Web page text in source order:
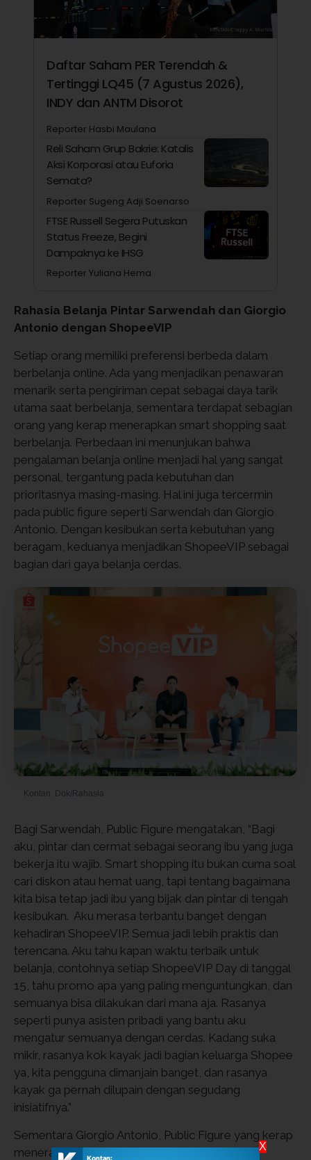
Daftar Saham PER Terendah &
Tertinggi LQ45 (7 Agustus 2026),
INDY dan ANTM Disorot
Reporter Hasbi Maulana
Reli Saham Grup Bakrie: Katalis
Aksi Korporasi atau Euforia
Semata?
Reporter Sugeng Adji Soenarso
FTSE Russell Segera Putuskan
Status Freeze, Begini
Dampaknya ke IHSG
Reporter Yuliana Hema
Rahasia Belanja Pintar Sarwendah dan Giorgio
Antonio dengan ShopeeVIP
Setiap orang memiliki preferensi berbeda dalam
berbelanja online. Ada yang menjadikan penawaran
menarik serta pengiriman cepat sebagai daya tarik
utama saat berbelanja, sementara terdapat sebagian
orang yang kerap menerapkan smart shopping saat
berbelanja. Perbedaan ini menunjukan bahwa
pengalaman belanja online menjadi hal yang sangat
personal, tergantung pada kebutuhan dan
prioritasnya masing-masing. Hal ini juga tercermin
pada public figure seperti Sarwendah dan Giorgio
Antonio. Dengan kesibukan serta kebutuhan yang
beragam, keduanya menjadikan ShopeeVIP sebagai
bagian dari gaya belanja cerdas.
Kontan. Dok/Rahasia
Bagi Sarwendah, Public Figure mengatakan, “Bagi
aku, pintar dan cermat sebagai seorang ibu yang juga
bekerja itu wajib. Smart shopping itu bukan cuma soal
cari diskon atau hemat uang, tapi tentang bagaimana
kita bisa tetap jadi ibu yang bijak dan pintar di tengah
kesibukan. Aku merasa terbantu banget dengan
kehadiran ShopeeVIP. Semua jadi lebih praktis dan
terencana. Aku tahu kapan waktu terbaik untuk
belanja, contohnya setiap ShopeeVIP Day di tanggal
15, tahu promo apa yang paling menguntungkan, dan
semuanya bisa dilakukan dari mana aja. Rasanya
seperti punya asisten pribadi yang bantu aku
mengatur semuanya dengan cerdas. Kadang suka
mikir, rasanya kok kayak jadi bagian keluarga Shopee
ya, kita pengguna dimanjain banget, dan rasanya
kayak ga pernah dilupain dengan segudang
inisiatifnya.”
Sementara Giorgio Antonio, Public Figure yang kerap
menerapkan smart shopping saat berbelanja,
X